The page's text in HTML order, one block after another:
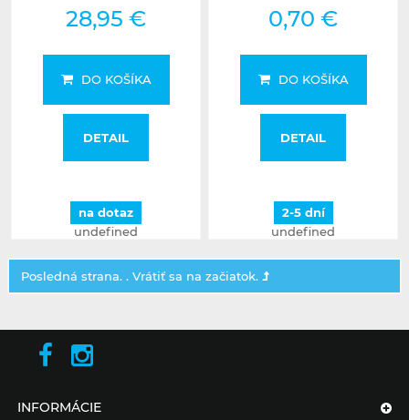
28,95 €
DO KOŠÍKA
DETAIL
na dotaz
undefined
0,70 €
DO KOŠÍKA
DETAIL
2-5 dní
undefined
Posledná strana. . Vrátiť sa na začiatok.
INFORMÁCIE